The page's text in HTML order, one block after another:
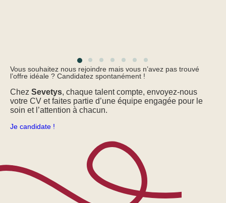
Vous souhaitez nous rejoindre mais vous n’avez pas trouvé
l’offre idéale ? Candidatez spontanément !
Chez Sevetys, chaque talent compte, envoyez-nous
votre CV et faites partie d’une équipe engagée pour le
soin et l’attention à chacun.
Je candidate !